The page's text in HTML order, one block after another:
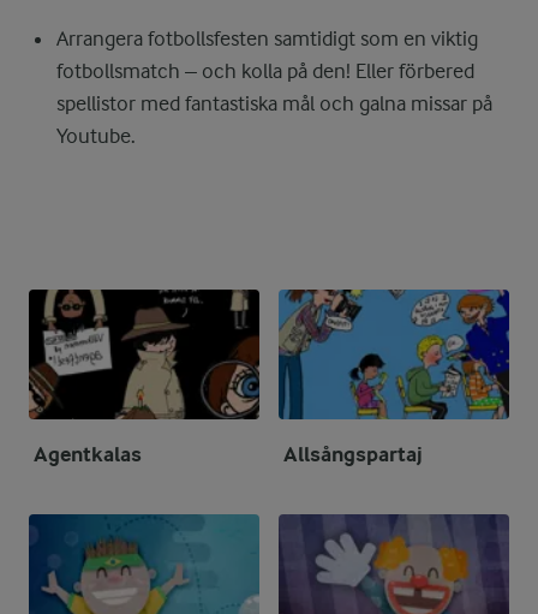
Arrangera fotbollsfesten samtidigt som en viktig
fotbollsmatch – och kolla på den! Eller förbered
spellistor med fantastiska mål och galna missar på
Youtube.
Agentkalas Allsångspartaj